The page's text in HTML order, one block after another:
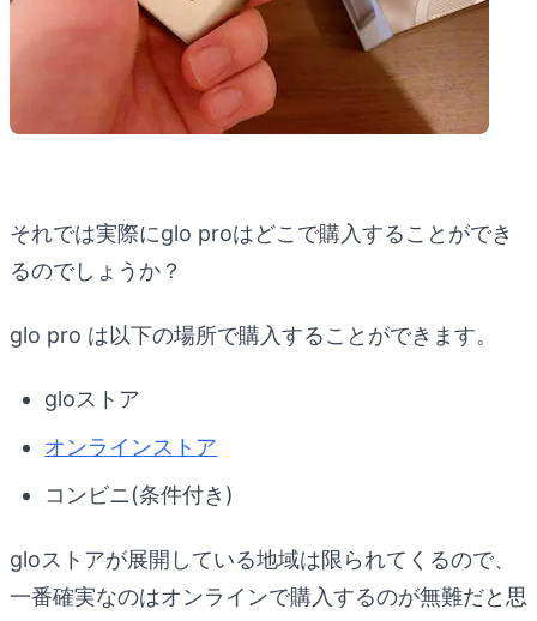
それでは実際にglo proはどこで購入することができ
るのでしょうか？
glo pro は以下の場所で購入することができます。
gloストア
オンラインストア
コンビニ(条件付き)
gloストアが展開している地域は限られてくるので、
一番確実なのはオンラインで購入するのが無難だと思